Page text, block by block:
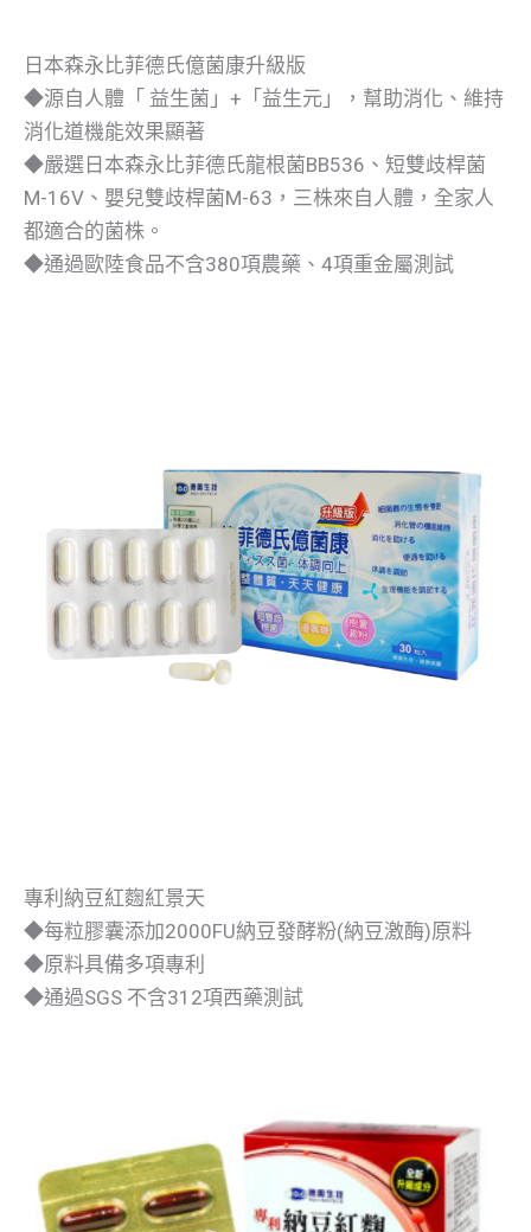
日本森永比菲德氏億菌康升級版
◆源自人體「 益生菌」+「益生元」，幫助消化、維持
消化道機能效果顯著
◆嚴選日本森永比菲德氏龍根菌BB536、短雙歧桿菌
M-16V、嬰兒雙歧桿菌M-63，三株來自人體，全家人
都適合的菌株。
◆通過歐陸食品不含380項農藥、4項重金屬測試
專利納豆紅麴紅景天
◆每粒膠囊添加2000FU納豆發酵粉(納豆激酶)原料
◆原料具備多項專利
◆通過SGS 不含312項西藥測試